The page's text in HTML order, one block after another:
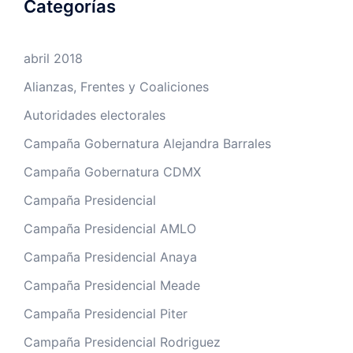
Categorías
abril 2018
Alianzas, Frentes y Coaliciones
Autoridades electorales
Campaña Gobernatura Alejandra Barrales
Campaña Gobernatura CDMX
Campaña Presidencial
Campaña Presidencial AMLO
Campaña Presidencial Anaya
Campaña Presidencial Meade
Campaña Presidencial Piter
Campaña Presidencial Rodriguez